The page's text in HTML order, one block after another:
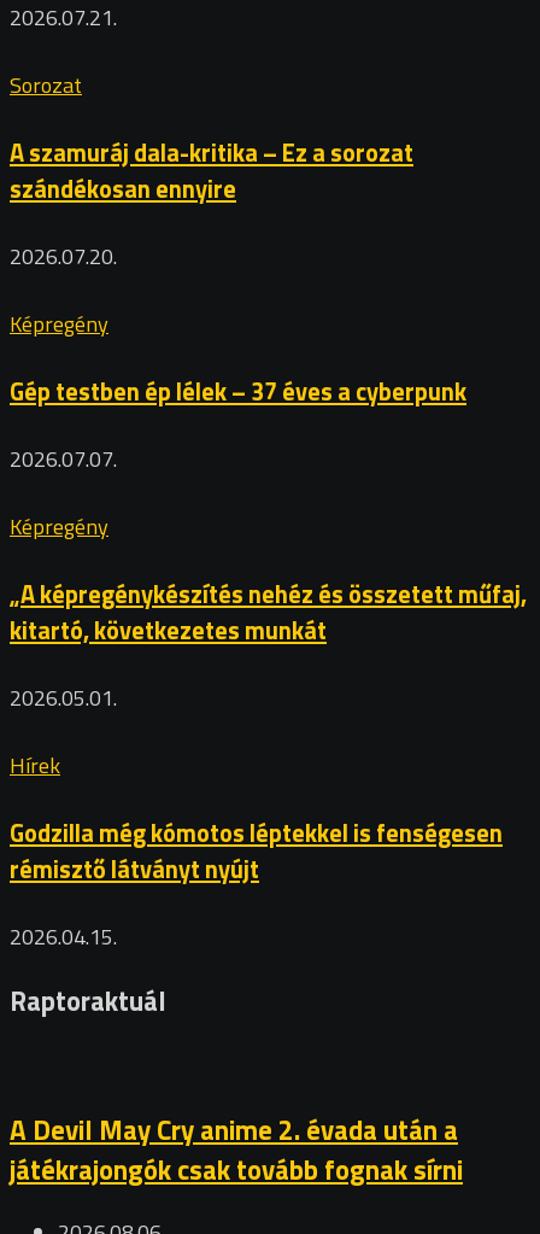
2026.07.21.
Sorozat
A szamuráj dala-kritika – Ez a sorozat
szándékosan ennyire
2026.07.20.
Képregény
Gép testben ép lélek – 37 éves a cyberpunk
2026.07.07.
Képregény
„A képregénykészítés nehéz és összetett műfaj,
kitartó, következetes munkát
2026.05.01.
Hírek
Godzilla még kómotos léptekkel is fenségesen
rémisztő látványt nyújt
2026.04.15.
Raptoraktuál
A Devil May Cry anime 2. évada után a
játékrajongók csak tovább fognak sírni